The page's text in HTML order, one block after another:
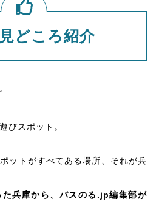
どころ紹介
びスポット。
ットがすべてある場所、それが兵
兵庫から、バスのる.jp編集部が